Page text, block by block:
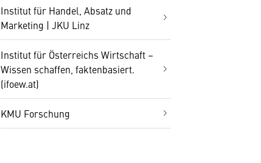
Institut für Handel, Absatz und
Marketing | JKU Linz
Institut für Österreichs Wirtschaft –
Wissen schaffen, faktenbasiert.
(ifoew.at)
KMU Forschung